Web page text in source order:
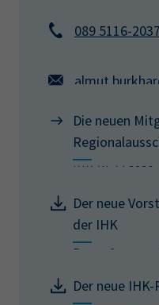
089 5116-2037
Die neuen
IHK-Wahl 2026
Der neue
der IHK
Pressefoto
Der neue